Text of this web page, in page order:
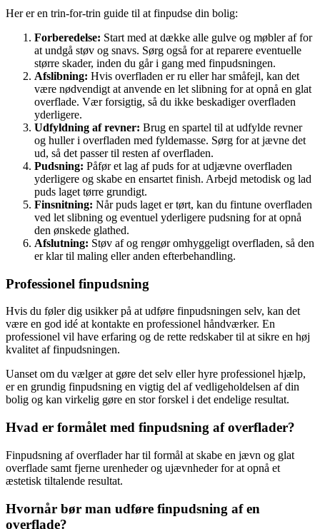
Her er en trin-for-trin guide til at finpudse din bolig:
Forberedelse: Start med at dække alle gulve og møbler af for
at undgå støv og snavs. Sørg også for at reparere eventuelle
større skader, inden du går i gang med finpudsningen.
Afslibning: Hvis overfladen er ru eller har småfejl, kan det
være nødvendigt at anvende en let slibning for at opnå en glat
overflade. Vær forsigtig, så du ikke beskadiger overfladen
yderligere.
Udfyldning af revner: Brug en spartel til at udfylde revner
og huller i overfladen med fyldemasse. Sørg for at jævne det
ud, så det passer til resten af overfladen.
Pudsning: Påfør et lag af puds for at udjævne overfladen
yderligere og skabe en ensartet finish. Arbejd metodisk og lad
puds laget tørre grundigt.
Finsnitning: Når puds laget er tørt, kan du fintune overfladen
ved let slibning og eventuel yderligere pudsning for at opnå
den ønskede glathed.
Afslutning: Støv af og rengør omhyggeligt overfladen, så den
er klar til maling eller anden efterbehandling.
Professionel finpudsning
Hvis du føler dig usikker på at udføre finpudsningen selv, kan det
være en god idé at kontakte en professionel håndværker. En
professionel vil have erfaring og de rette redskaber til at sikre en høj
kvalitet af finpudsningen.
Uanset om du vælger at gøre det selv eller hyre professionel hjælp,
er en grundig finpudsning en vigtig del af vedligeholdelsen af din
bolig og kan virkelig gøre en stor forskel i det endelige resultat.
Hvad er formålet med finpudsning af overflader?
Finpudsning af overflader har til formål at skabe en jævn og glat
overflade samt fjerne urenheder og ujævnheder for at opnå et
æstetisk tiltalende resultat.
Hvornår bør man udføre finpudsning af en
overflade?